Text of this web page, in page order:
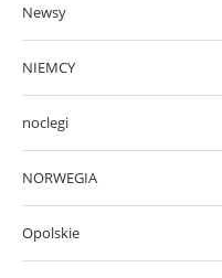
Newsy
NIEMCY
noclegi
NORWEGIA
Opolskie